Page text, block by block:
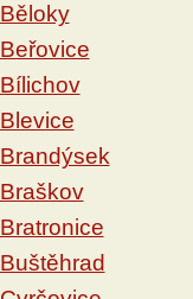
Běloky
Beřovice
Bílichov
Blevice
Brandýsek
Braškov
Bratronice
Buštěhrad